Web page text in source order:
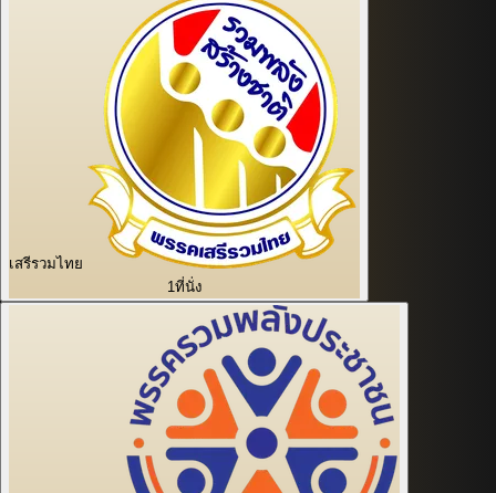
เสรีรวมไทย
1ที่นั่ง